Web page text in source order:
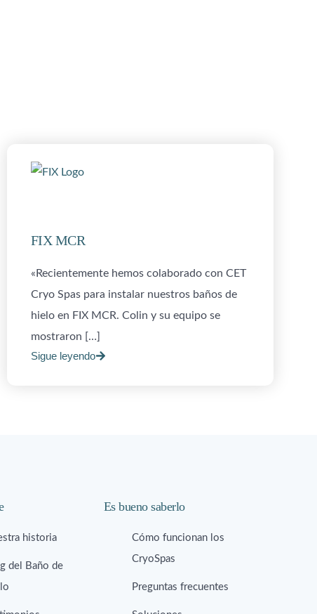
FIX MCR
«Recientemente hemos colaborado con CET
Cryo Spas para instalar nuestros baños de
hielo en FIX MCR. Colin y su equipo se
mostraron […]
Sigue leyendo
historia
del Baño de
Es bueno saberlo
Cómo funcionan los
CryoSpas
Preguntas frecuentes